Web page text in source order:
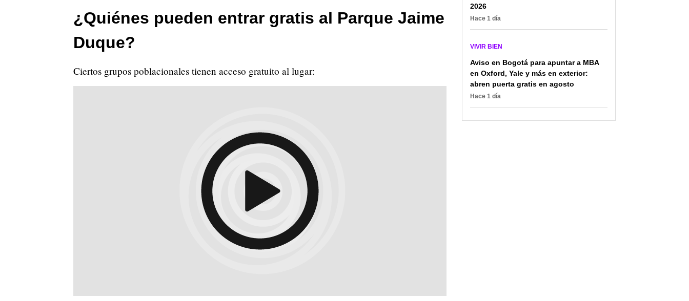
¿Quiénes pueden entrar gratis al Parque Jaime
Duque?
Ciertos grupos poblacionales tienen acceso gratuito al lugar:
2026
Hace 1 día
VIVIR BIEN
Aviso en Bogotá para apuntar a MBA
en Oxford, Yale y más en exterior:
abren puerta gratis en agosto
Hace 1 día